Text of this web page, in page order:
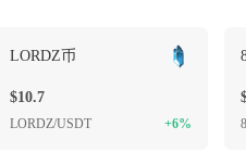
LORDZ币
$10.7
LORDZ/USDT +6%